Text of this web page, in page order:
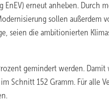
EnEV) erneut anheben. Durch
sollen außerdem
seien die ambitionierten
gemindert werden.
Schnitt 152 Gramm. Für alle